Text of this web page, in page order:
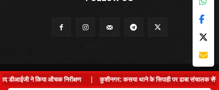
© Kushinagar Live - 2022 ×
ने किया औचक निरीक्षण | कुशीनगर: कसया थाने के सिपाही पर ढाबा संचालक से लड़की